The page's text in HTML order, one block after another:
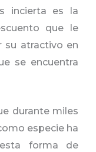
incierta es la
que le
su atractivo en
se encuentra
durante miles
especie ha
forma de